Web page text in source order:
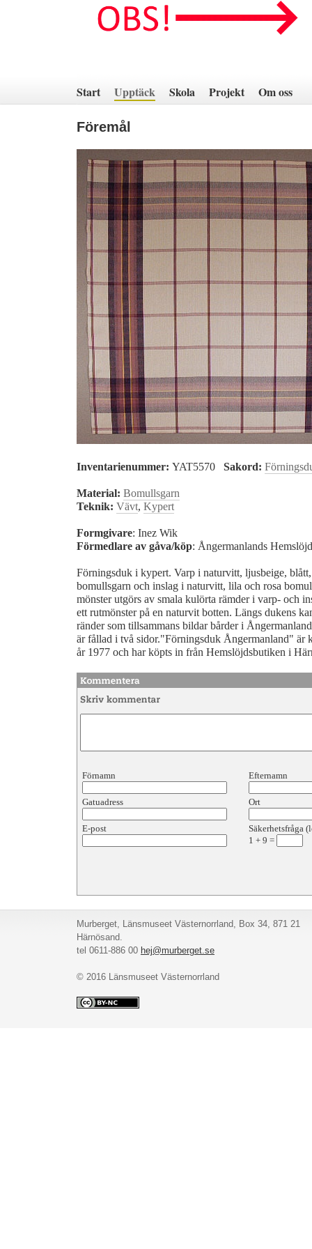
innehåll
Start Upptäck Skola Projekt Om oss
Föremål
Inventarienummer: YAT5570 Sakord:
Material: Bomullsgarn
Teknik: Vävt, Kypert
Formgivare: Inez Wik
Förmedlare av gåva/köp: Ångermanlands
Förningsduk i kypert. Varp i naturvitt, ljusbeige,
bomullsgarn och inslag i naturvitt, lila och rosa
mönster utgörs av smala kulörta rämder i varp- och
ett rutmönster på en naturvit botten. Längs dukens
ränder som tillsammans bildar bårder i
är fållad i två sidor."Förningsduk Ångermanland" är
år 1977 och har köpts in från Hemslöjdsbutiken i
Förnamn Efternamn
Gatuadress Ort
E-post
Säkerhetsfråga
1 + 9 =
Murberget, Länsmuseet Västernorrland, Box 34, 871 21
Härnösand.
tel 0611-886 00 hej@murberget.se
© 2016 Länsmuseet Västernorrland